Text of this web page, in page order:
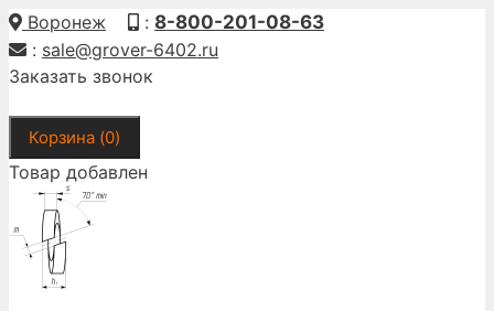
Перейти
к
содержимому
Воронеж : 8-800-201-08-63
: sale@grover-6402.ru
Заказать звонок
Корзина (0)
Товар добавлен